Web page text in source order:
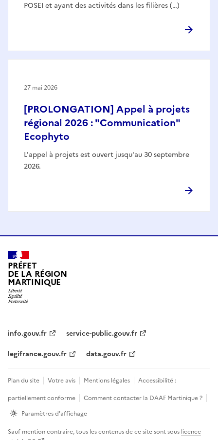
POSEI et ayant des activités dans les filières (…)
[PROLONGATION] Appel à projets
régional 2026 : "Communication"
Ecophyto
L'appel à projets est ouvert jusqu'au 30 septembre
2026.
27 mai 2026
PRÉFET
DE LA RÉGION
MARTINIQUE
info.gouv.fr
service-public.gouv.fr
legifrance.gouv.fr
data.gouv.fr
Plan du site Votre avis Mentions légales
Accessibilité :
partiellement conforme
Comment contacter la DAAF Martinique ?
Paramètres d'affichage
Sauf mention contraire, tous les contenus de ce site sont sous licence